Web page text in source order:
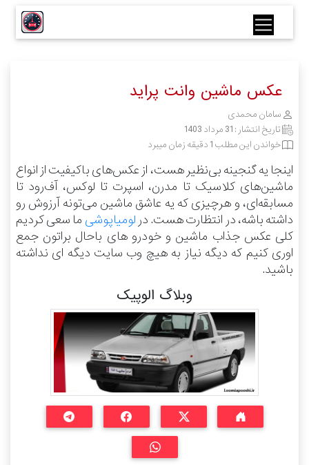
عکس ماشین وانت پراید
سامان محمدی
تاریخ انتشار : 31 مرداد 1403
خواندن این مطلب 1 دقیقه زمان میبرد
اینجا یه گنجینه بی‌نظیر هست، از عکس‌های باکیفیت از انواع
ماشین‌های کلاسیک تا مدرن، اسپرت تا لوکس، آف‌رود تا
مسابقه‌ای، و هرچیزی که یه عاشق ماشین می‌تونه آرزوش رو
داشته باشه، در انتظارت هست.در لومیاپوشی ما سعی کردیم
کلی عکس جذاب ماشین و خودرو های باحال براتون جمع
اوری کنیم که دیگه نیاز به هیچ وب سایت دیگه ای نداشته
باشید.
وبلاگ الوپیک